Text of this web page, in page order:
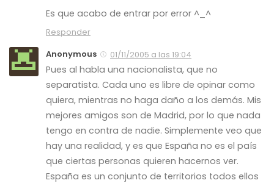
Es que acabo de entrar por error ^_^
Responder
Anonymous
01/11/2005 a las 19:04
Pues al habla una nacionalista, que no
separatista. Cada uno es libre de opinar como
quiera, mientras no haga daño a los demás. Mis
mejores amigos son de Madrid, por lo que nada
tengo en contra de nadie. Simplemente veo que
hay una realidad, y es que España no es el país
que ciertas personas quieren hacernos ver.
España es un conjunto de territorios todos ellos